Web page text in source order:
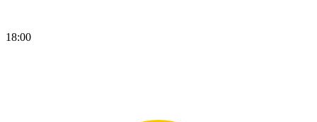
18:00